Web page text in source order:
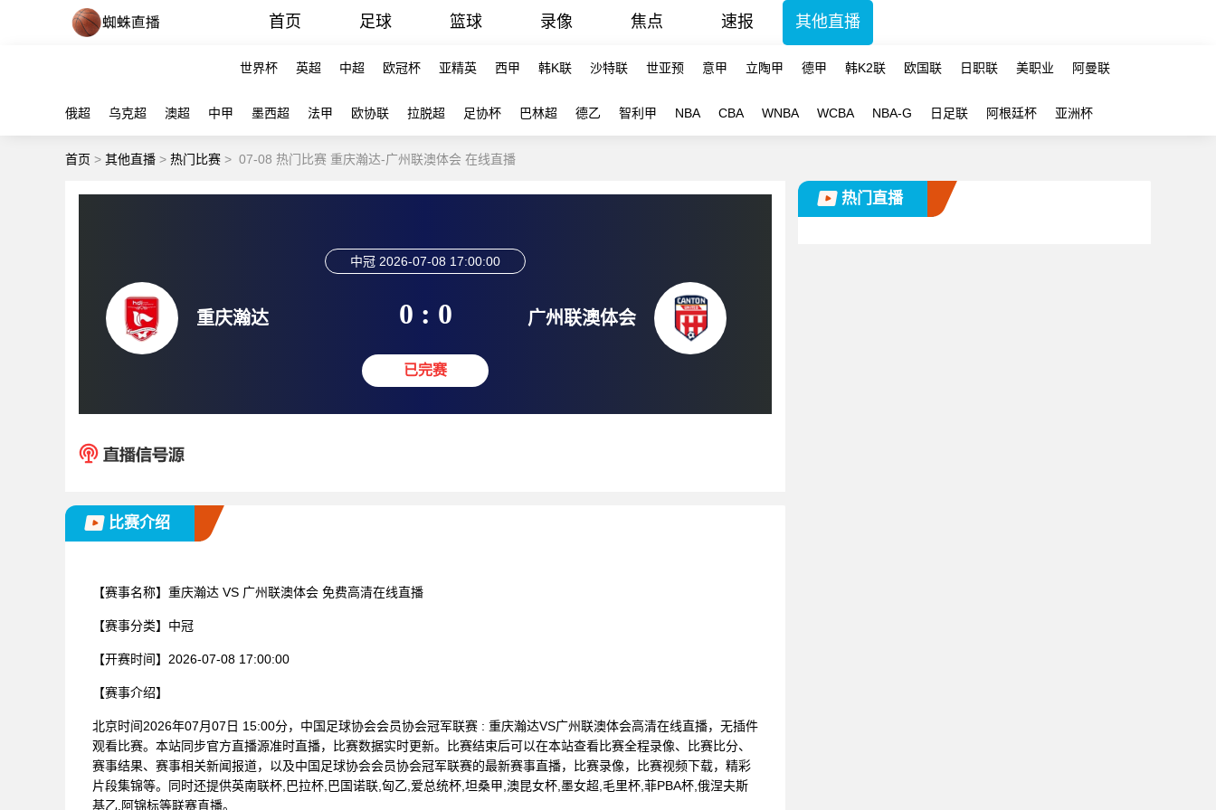
首页 足球 篮球 录像 焦点 速报 其他直播
世界杯 英超 中超 欧冠杯 亚精英 西甲 韩K联 沙特联 世亚预 意甲 立陶甲 德甲 韩K2联 欧国联 日职联 美职业 阿曼联
俄超 乌克超 澳超 中甲 墨西超 法甲 欧协联 拉脱超 足协杯 巴林超 德乙 智利甲 NBA CBA WNBA WCBA NBA-G 日足联 阿根廷杯 亚洲杯
首页 > 其他直播 > 热门比赛 > 07-08 热门比赛 重庆瀚达-广州联澳体会 在线直播
重庆瀚达
中冠 2026-07-08 17:00:00
0 : 0
已完赛
广州联澳体会
比赛介绍
【赛事名称】 重庆瀚达 VS 广州联澳体会 免费高清在线直播
【赛事分类】 中冠
【开赛时间】 2026-07-08 17:00:00
【赛事介绍】
北京时间2026年07月07日 15:00分，中国足球协会会员协会冠军联赛 : 重庆瀚达VS广州联澳体会高清在线直播，无插件
观看比赛。本站同步官方直播源准时直播，比赛数据实时更新。比赛结束后可以在本站查看比赛全程录像、比赛比分、
赛事结果、赛事相关新闻报道，以及中国足球协会会员协会冠军联赛的最新赛事直播，比赛录像，比赛视频下载，精彩
片段集锦等。同时还提供英南联杯,巴拉杯,巴国诺联,匈乙,爱总统杯,坦桑甲,澳昆女杯,墨女超,毛里杯,菲PBA杯,俄涅夫斯
基乙,阿锦标等联赛直播。
热门直播